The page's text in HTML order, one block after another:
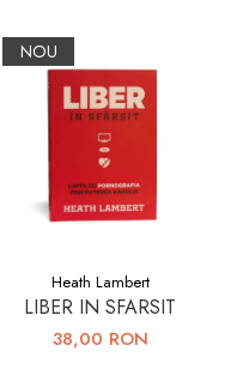
NOU
Heath Lambert
LIBER IN SFARSIT
38,00 RON